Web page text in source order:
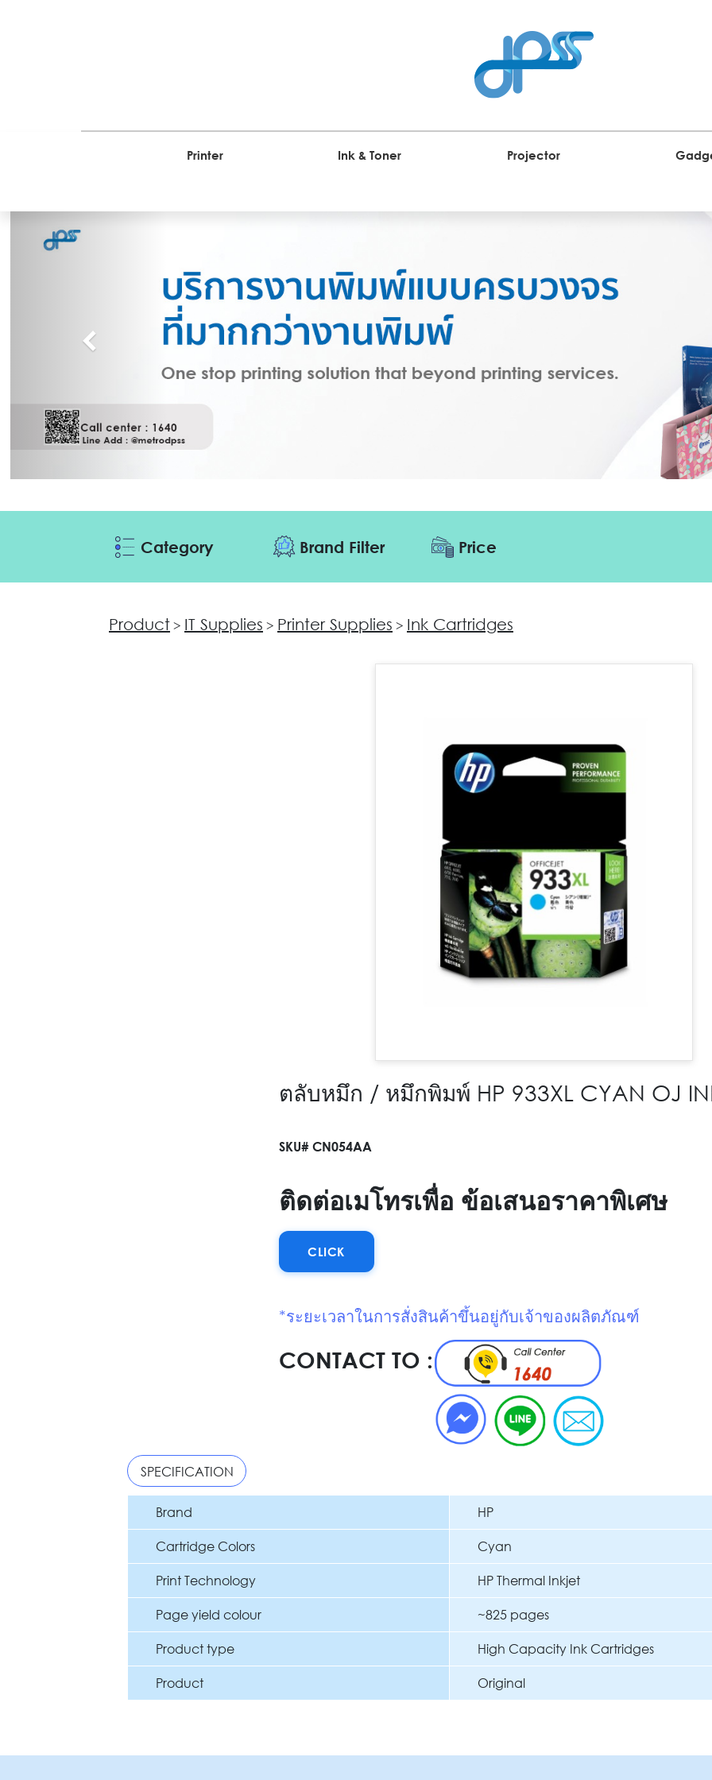
Printer Ink & Toner Projector
Category Brand Filter Price
Product > IT Supplies > Printer Supplies > Ink Cartridges
ตลับหมึก / หมึกพิมพ์ HP 933XL CYAN OJ
SKU# CN054AA
ติดต่อเมโทรเพื่อ ข้อเสนอราคาพิเศษ
CLICK
*ระยะเวลาในการสั่งสินค้าขึ้นอยู่กับเจ้าของผลิตภัณฑ์
CONTACT TO :
SPECIFICATION
Brand HP
Cartridge Colors Cyan
Print Technology HP Thermal Inkjet
Page yield colour ~825 pages
Product type High Capacity Ink Cartridges
Product Original